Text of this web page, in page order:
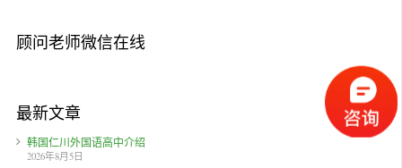
顾问老师微信在线
最新文章
韩国仁川外国语高中介绍
2026年8月5日